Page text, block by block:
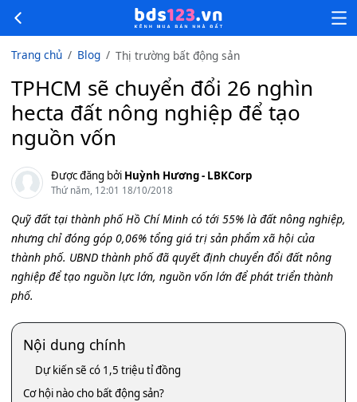
Trang chủ Blog Thị trường bất động sản
TPHCM sẽ chuyển đổi 26 nghìn
hecta đất nông nghiệp để tạo
nguồn vốn
Được đăng bởi Huỳnh Hương - LBKCorp
Thứ năm, 12:01 18/10/2018
Quỹ đất tại thành phố Hồ Chí Minh có tới 55% là đất nông nghiệp,
nhưng chỉ đóng góp 0,06% tổng giá trị sản phẩm xã hội của
thành phố. UBND thành phố đã quyết định chuyển đổi đất nông
nghiệp để tạo nguồn lực lớn, nguồn vốn lớn để phát triển thành
phố.
Nội dung chính
Dự kiến sẽ có 1,5 triệu tỉ đồng
Cơ hội nào cho bất động sản?